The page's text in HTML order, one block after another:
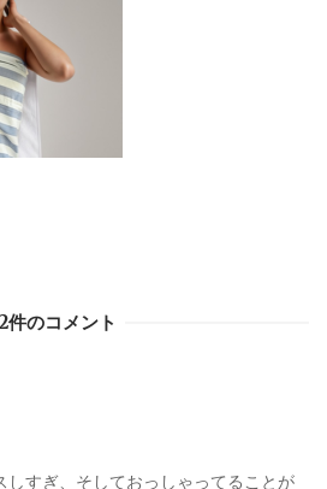
2件のコメント
すぎ、そしておっしゃってることが